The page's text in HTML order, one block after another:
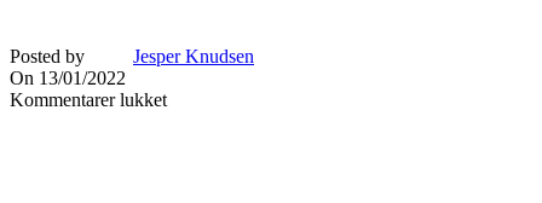
Posted by
Jesper Knudsen
On 13/01/2022
Kommentarer lukket